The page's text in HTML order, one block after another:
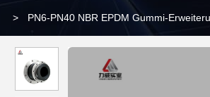
> PN6-PN40 NBR EPDM Gummi-